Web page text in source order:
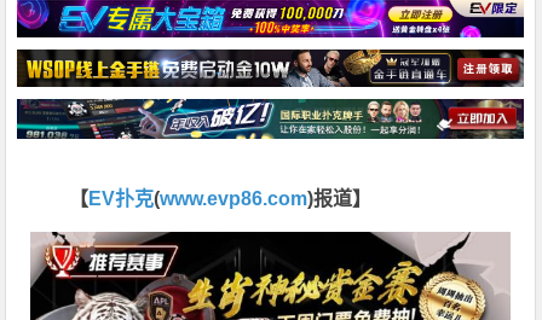
【 EV扑克(www.evp86.com)报道】